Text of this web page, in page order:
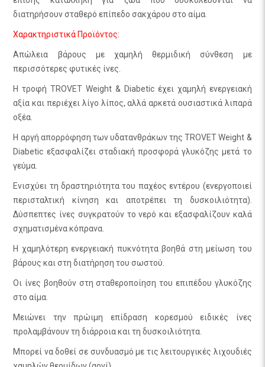
διατηρήσουν σταθερό επίπεδο σακχάρου στο αίμα.
Χαρακτηριστικά Προϊόντος:
Απώλεια βάρους με χαμηλή θερμιδική σύνθεση με
περισσότερες φυτικές ίνες.
Η τροφή TROVET Weight & Diabetic έχει χαμηλή ενεργειακή
αξία και περιέχει λίγο λίπος, αλλά αρκετά ουσιαστικά λιπαρά
οξέα.
Η αργή απορρόφηση των υδατανθράκων της TROVET Weight &
Diabetic εξασφαλίζει σταδιακή προσφορά γλυκόζης μετά το
γεύμα.
Ενισχύει τη δραστηριότητα του παχέος εντέρου (ενεργοποιεί
περισταλτική κίνηση και αποτρέπει τη δυσκοιλιότητα).
Δύσπεπτες ίνες συγκρατούν το νερό και εξασφαλίζουν καλά
σχηματισμένα κόπρανα.
Η χαμηλότερη ενεργειακή πυκνότητα βοηθά στη μείωση του
βάρους και στη διατήρηση του σωστού.
Οι ίνες βοηθούν στη σταθεροποίηση του επιπέδου γλυκόζης
στο αίμα.
Μειώνει την πρώιμη επίδραση κορεσμού ειδικές ίνες
προλαμβάνουν τη διάρροια και τη δυσκοιλιότητα.
Μπορεί να δοθεί σε συνδυασμό με τις λειτουργικές λιχουδιές